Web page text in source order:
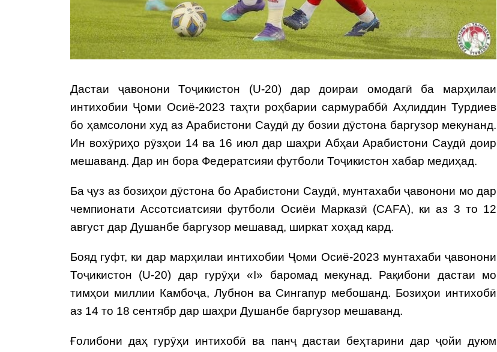
Дастаи ҷавонони Тоҷикистон (U-20) дар доираи омодагӣ ба марҳилаи
интихобии Ҷоми Осиё-2023 таҳти роҳбарии сармураббӣ Аҳлиддин Турдиев
бо ҳамсолони худ аз Арабистони Саудӣ ду бозии дӯстона баргузор мекунанд.
Ин вохӯриҳо рӯзҳои 14 ва 16 июл дар шаҳри Абҳаи Арабистони Саудӣ доир
мешаванд. Дар ин бора Федератсияи футболи Тоҷикистон хабар медиҳад.
Ба ҷуз аз бозиҳои дӯстона бо Арабистони Саудӣ, мунтахаби ҷавонони мо дар
чемпионати Ассотсиатсияи футболи Осиёи Марказӣ (CAFA), ки аз 3 то 12
август дар Душанбе баргузор мешавад, ширкат хоҳад кард.
Бояд гуфт, ки дар марҳилаи интихобии Ҷоми Осиё-2023 мунтахаби ҷавонони
Тоҷикистон (U-20) дар гурӯҳи «I» баромад мекунад. Рақибони дастаи мо
тимҳои миллии Камбоҷа, Лубнон ва Сингапур мебошанд. Бозиҳои интихобӣ
аз 14 то 18 сентябр дар шаҳри Душанбе баргузор мешаванд.
Ғолибони даҳ гурӯҳи интихобӣ ва панҷ дастаи беҳтарини дар ҷойи дуюм